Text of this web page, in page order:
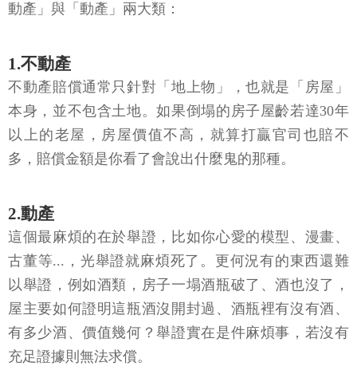
動產」與「動產」兩大類：
1.不動產
不動產賠償通常只針對「地上物」，也就是「房屋」
本身，並不包含土地。如果倒塌的房子屋齡若達30年
以上的老屋，房屋價值不高，就算打贏官司也賠不
多，賠償金額是你看了會說出什麼鬼的那種。
2.動產
這個最麻煩的在於舉證，比如你心愛的模型、漫畫、
古董等...，光舉證就麻煩死了。更何況有的東西還難
以舉證，例如酒類，房子一塌酒瓶破了、酒也沒了，
屋主要如何證明這瓶酒沒開封過、酒瓶裡有沒有酒、
有多少酒、價值幾何？舉證實在是件麻煩事，若沒有
充足證據則無法求償。